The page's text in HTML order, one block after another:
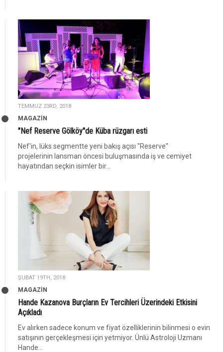
TEMMUZ 23RD, 2018
MAGAZİN
"Nef Reserve Gölköy"de Küba rüzgarı esti
Nef'in, lüks segmentte yeni bakış açısı ''Reserve''
projelerinin lansman öncesi buluşmasında iş ve cemiyet
hayatından seçkin isimler bir...
ŞUBAT 19TH, 2018
MAGAZİN
Hande Kazanova Burçların Ev Tercihleri Üzerindeki Etkisini
Açıkladı
Ev alırken sadece konum ve fiyat özelliklerinin bilinmesi o evin
satışının gerçekleşmesi için yetmiyor. Ünlü Astroloji Uzmanı
Hande...